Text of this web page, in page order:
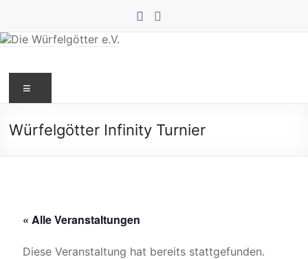
springen
Würfelgötter
e.V.
Würfelgötter Infinity Turnier
« Alle Veranstaltungen
Diese Veranstaltung hat bereits stattgefunden.